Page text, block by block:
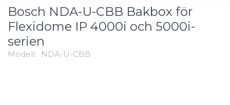
Bosch NDA-U-CBB Bakbox för
Flexidome IP 4000i och 5000i-
serien
Modell: NDA-U-CBB